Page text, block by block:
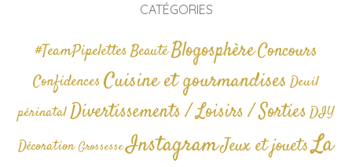
CATÉGORIES
#TeamPipelettesBeautéBlogosphèreConcours
Confidences Cuisine et gourmandises Deuil
périnatalDivertissements / Loisirs / SortiesDIY
Décoration GrossesseInstagramJeux et jouetsLa